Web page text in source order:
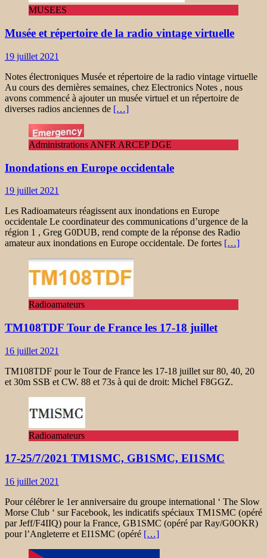
MUSEES
Musée et répertoire de la radio vintage virtuelle
19 juillet 2021
Notes électroniques Musée et répertoire de la radio vintage virtuelle
Au cours des dernières semaines, chez Electronics Notes , nous
avons commencé à ajouter un musée virtuel et un répertoire de
diverses radios anciennes de […]
Administrations ANFR ARCEP DGE
Inondations en Europe occidentale
19 juillet 2021
Les Radioamateurs réagissent aux inondations en Europe
occidentale Le coordinateur des communications d’urgence de la
région 1 , Greg G0DUB, rend compte de la réponse des Radio
amateur aux inondations en Europe occidentale. De fortes […]
Radioamateurs
TM108TDF Tour de France les 17-18 juillet
16 juillet 2021
TM108TDF pour le Tour de France les 17-18 juillet sur 80, 40, 20
et 30m SSB et CW. 88 et 73s à qui de droit: Michel F8GGZ.
Radioamateurs
17-25/7/2021 TM1SMC, GB1SMC, EI1SMC
16 juillet 2021
Pour célébrer le 1er anniversaire du groupe international ‘ The Slow
Morse Club ‘ sur Facebook, les indicatifs spéciaux TM1SMC (opéré
par Jeff/F4IIQ) pour la France, GB1SMC (opéré par Ray/G0OKR)
pour l’Angleterre et EI1SMC (opéré […]